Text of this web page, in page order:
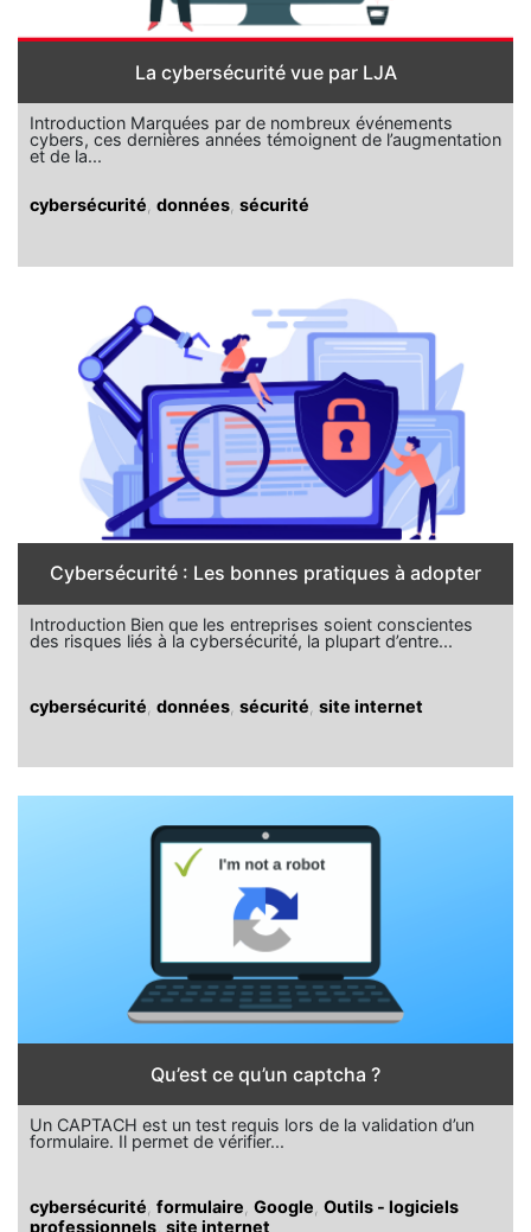
La cybersécurité vue par LJA
Introduction Marquées par de nombreux événements
cybers, ces dernières années témoignent de l’augmentation
et de la...
cybersécurité données sécurité
Cybersécurité : Les bonnes pratiques à adopter
Introduction Bien que les entreprises soient conscientes
des risques liés à la cybersécurité, la plupart d’entre...
cybersécurité données sécurité site internet
Qu’est ce qu’un captcha ?
Un CAPTACH est un test requis lors de la validation d’un
formulaire. Il permet de vérifier...
cybersécurité formulaire Google Outils - logiciels
professionnels site internet